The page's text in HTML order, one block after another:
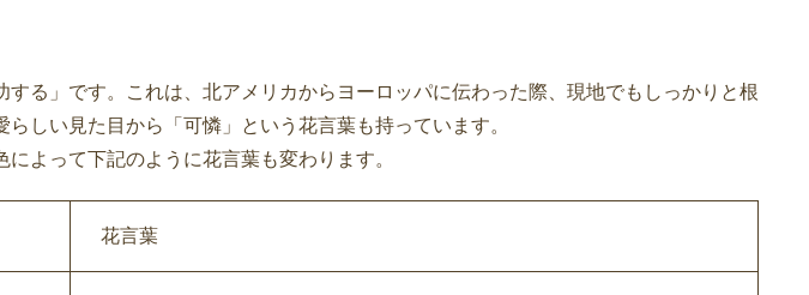
る」です。これは、北アメリカからヨーロッパに伝わった際、現地でもしっかりと根
しい見た目から「可憐」という花言葉も持っています。
よって下記のように花言葉も変わります。
花言葉